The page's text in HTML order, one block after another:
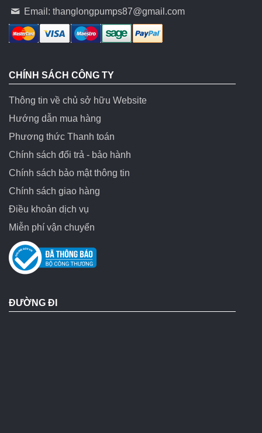
Email:thanglongpumps87@gmail.com
CHÍNH SÁCH CÔNG TY
Thông tin về chủ sở hữu Website
Hướng dẫn mua hàng
Phương thức Thanh toán
Chính sách đổi trả - bảo hành
Chính sách bảo mật thông tin
Chính sách giao hàng
Điều khoản dịch vụ
Miễn phí vận chuyển
ĐƯỜNG ĐI